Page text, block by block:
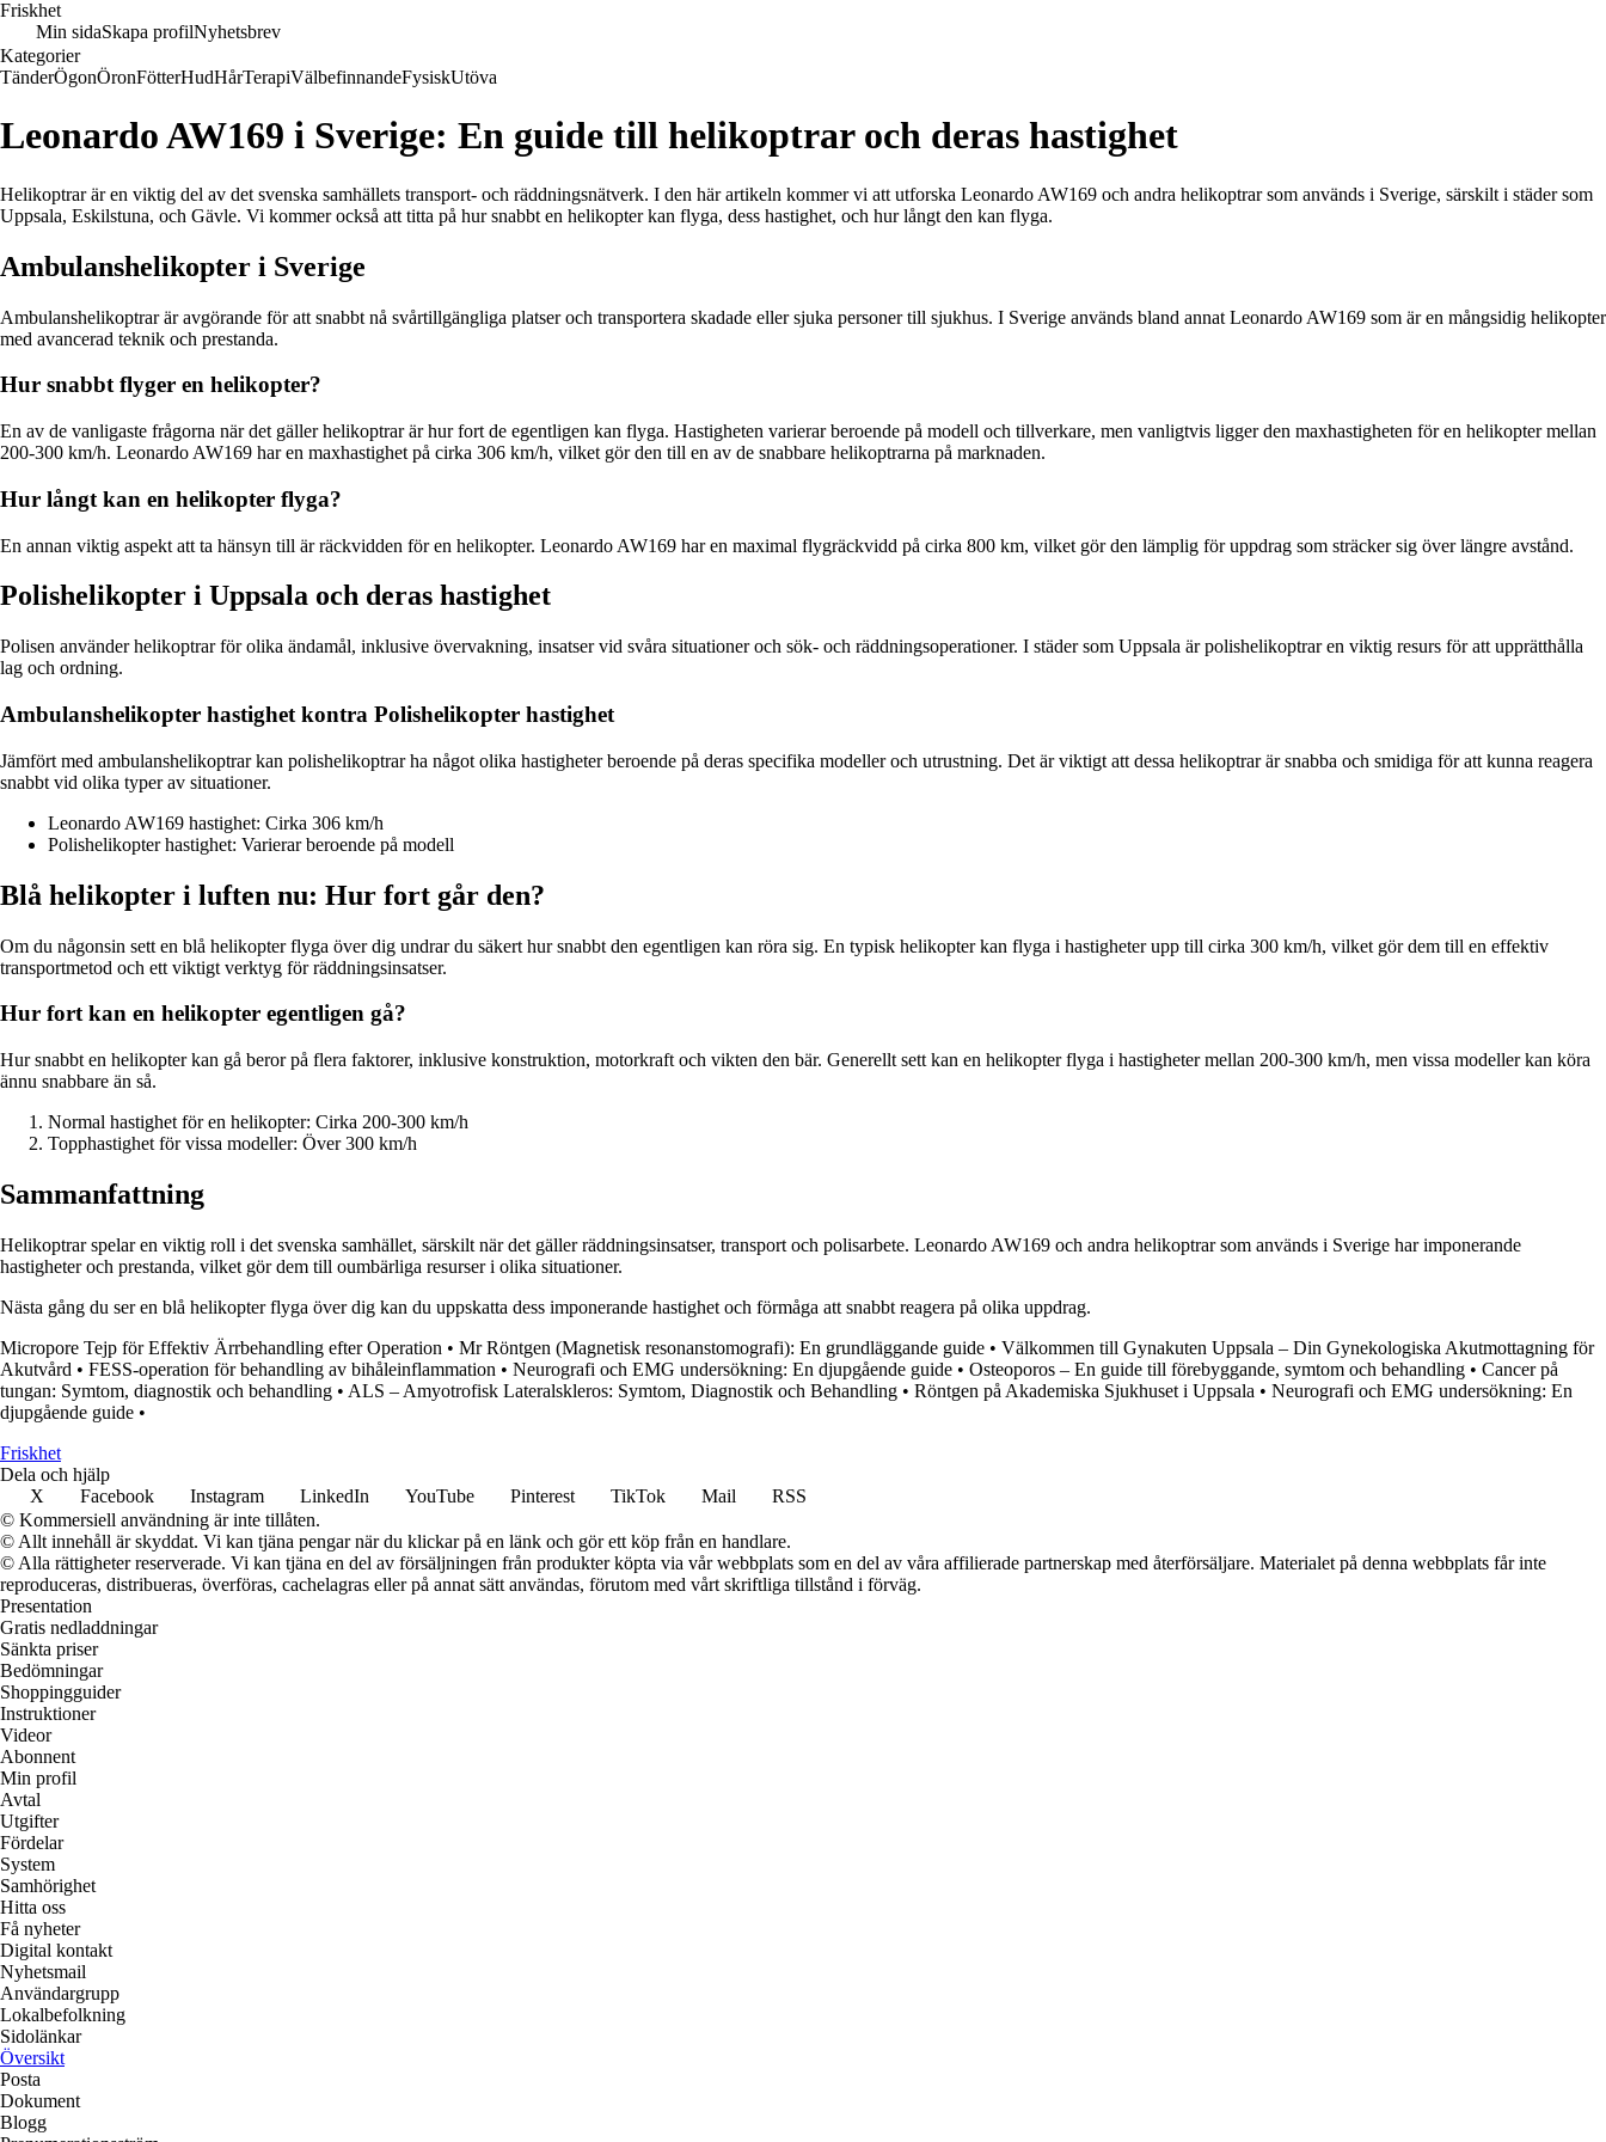
Friskhet
Min sidaSkapa profilNyhetsbrev
Kategorier
TänderÖgonÖronFötterHudHårTerapiVälbefinnandeFysiskUtöva
Leonardo AW169 i Sverige: En guide till helikoptrar och deras hastighet
Helikoptrar är en viktig del av det svenska samhällets transport- och räddningsnätverk. I den här artikeln kommer vi att utforska Leonardo AW169 och andra helikoptrar som används i Sverige, särskilt i städer som
Uppsala, Eskilstuna, och Gävle. Vi kommer också att titta på hur snabbt en helikopter kan flyga, dess hastighet, och hur långt den kan flyga.
Ambulanshelikopter i Sverige
Ambulanshelikoptrar är avgörande för att snabbt nå svårtillgängliga platser och transportera skadade eller sjuka personer till sjukhus. I Sverige används bland annat Leonardo AW169 som är en mångsidig helikopter
med avancerad teknik och prestanda.
Hur snabbt flyger en helikopter?
En av de vanligaste frågorna när det gäller helikoptrar är hur fort de egentligen kan flyga. Hastigheten varierar beroende på modell och tillverkare, men vanligtvis ligger den maxhastigheten för en helikopter mellan
200-300 km/h. Leonardo AW169 har en maxhastighet på cirka 306 km/h, vilket gör den till en av de snabbare helikoptrarna på marknaden.
Hur långt kan en helikopter flyga?
En annan viktig aspekt att ta hänsyn till är räckvidden för en helikopter. Leonardo AW169 har en maximal flygräckvidd på cirka 800 km, vilket gör den lämplig för uppdrag som sträcker sig över längre avstånd.
Polishelikopter i Uppsala och deras hastighet
Polisen använder helikoptrar för olika ändamål, inklusive övervakning, insatser vid svåra situationer och sök- och räddningsoperationer. I städer som Uppsala är polishelikoptrar en viktig resurs för att upprätthålla
lag och ordning.
Ambulanshelikopter hastighet kontra Polishelikopter hastighet
Jämfört med ambulanshelikoptrar kan polishelikoptrar ha något olika hastigheter beroende på deras specifika modeller och utrustning. Det är viktigt att dessa helikoptrar är snabba och smidiga för att kunna reagera
snabbt vid olika typer av situationer.
Leonardo AW169 hastighet: Cirka 306 km/h
Polishelikopter hastighet: Varierar beroende på modell
Blå helikopter i luften nu: Hur fort går den?
Om du någonsin sett en blå helikopter flyga över dig undrar du säkert hur snabbt den egentligen kan röra sig. En typisk helikopter kan flyga i hastigheter upp till cirka 300 km/h, vilket gör dem till en effektiv
transportmetod och ett viktigt verktyg för räddningsinsatser.
Hur fort kan en helikopter egentligen gå?
Hur snabbt en helikopter kan gå beror på flera faktorer, inklusive konstruktion, motorkraft och vikten den bär. Generellt sett kan en helikopter flyga i hastigheter mellan 200-300 km/h, men vissa modeller kan köra
ännu snabbare än så.
Normal hastighet för en helikopter: Cirka 200-300 km/h
Topphastighet för vissa modeller: Över 300 km/h
Sammanfattning
Helikoptrar spelar en viktig roll i det svenska samhället, särskilt när det gäller räddningsinsatser, transport och polisarbete. Leonardo AW169 och andra helikoptrar som används i Sverige har imponerande
hastigheter och prestanda, vilket gör dem till oumbärliga resurser i olika situationer.
Nästa gång du ser en blå helikopter flyga över dig kan du uppskatta dess imponerande hastighet och förmåga att snabbt reagera på olika uppdrag.
Micropore Tejp för Effektiv Ärrbehandling efter Operation • Mr Röntgen (Magnetisk resonanstomografi): En grundläggande guide • Välkommen till Gynakuten Uppsala – Din Gynekologiska Akutmottagning för
Akutvård • FESS-operation för behandling av bihåleinflammation • Neurografi och EMG undersökning: En djupgående guide • Osteoporos – En guide till förebyggande, symtom och behandling • Cancer på
tungan: Symtom, diagnostik och behandling • ALS – Amyotrofisk Lateralskleros: Symtom, Diagnostik och Behandling • Röntgen på Akademiska Sjukhuset i Uppsala • Neurografi och EMG undersökning: En
djupgående guide •
Friskhet
Dela och hjälp
X
Facebook Instagram LinkedIn YouTube Pinterest TikTok Mail
RSS
© Kommersiell användning är inte tillåten.
© Allt innehåll är skyddat. Vi kan tjäna pengar när du klickar på en länk och gör ett köp från en handlare.
© Alla rättigheter reserverade. Vi kan tjäna en del av försäljningen från produkter köpta via vår webbplats som en del av våra affilierade partnerskap med återförsäljare. Materialet på denna webbplats får inte
reproduceras, distribueras, överföras, cachelagras eller på annat sätt användas, förutom med vårt skriftliga tillstånd i förväg.
Presentation
Gratis nedladdningar
Sänkta priser
Bedömningar
Shoppingguider
Instruktioner
Videor
Abonnent
Min profil
Avtal
Utgifter
Fördelar
System
Samhörighet
Hitta oss
Få nyheter
Digital kontakt
Nyhetsmail
Användargrupp
Lokalbefolkning
Sidolänkar
Översikt
Posta
Dokument
Blogg